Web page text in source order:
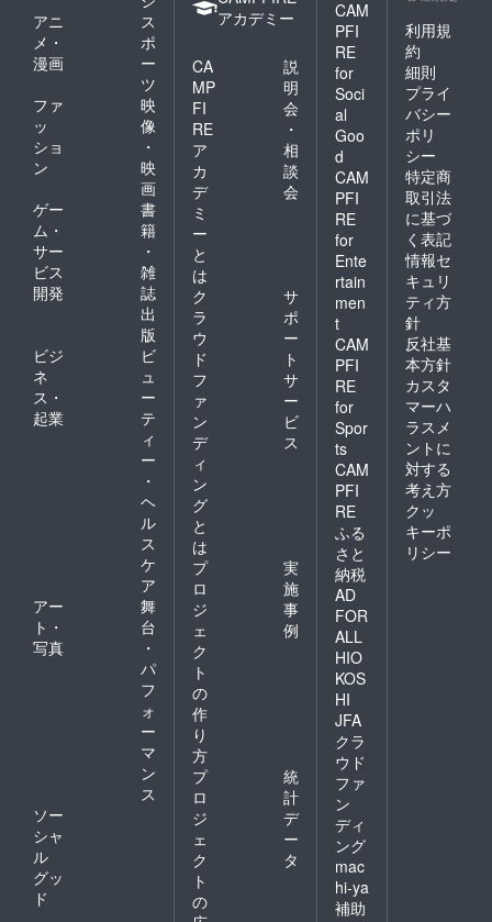
アニ
メ・
漫画
ス
ポ
ー
ツ
ファ
ッ
ショ
ン
映
像
・
映
画
ゲー
ム・
サー
ビス
開発
書
籍
・
雑
誌
出
版
ビジ
ネ
ス・
起業
ビ
ュ
ー
テ
ィ
ー
・
ヘ
ル
ス
ケ
ア
アー
ト・
写真
舞
台
・
パ
フ
ォ
ー
マ
ン
ス
ソー
シャ
ル
グッ
ド
アカデミー
CA
MP
FI
RE
ア
カ
デ
ミ
ー
と
は
説
明
会
・
相
談
会
ク
ラ
ウ
ド
フ
ァ
ン
デ
ィ
ン
グ
と
は
サ
ポ
ー
ト
サ
ー
ビ
ス
プ
ロ
ジ
ェ
ク
ト
の
作
り
方
実
施
事
例
プ
ロ
ジ
ェ
ク
ト
の
統
計
デ
ー
タ
CAM
PFI
RE
for
Soci
al
Goo
d
CAM
PFI
RE
for
Ente
rtain
men
t
CAM
PFI
RE
for
Spor
ts
CAM
PFI
RE
ふる
さと
納税
AD
FOR
ALL
HIO
KOS
HI
JFA
クラ
ウド
ファ
ン
ディ
ング
mac
hi-ya
補助
利用規
約
細則
プライ
バシー
ポリ
シー
特定商
取引法
に基づ
く表記
情報セ
キュリ
ティ方
針
反社基
本方針
カスタ
マーハ
ラスメ
ントに
対する
考え方
クッ
キーポ
リシー